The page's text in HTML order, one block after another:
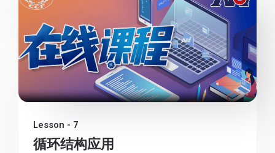
Lesson - 7
循环结构应用